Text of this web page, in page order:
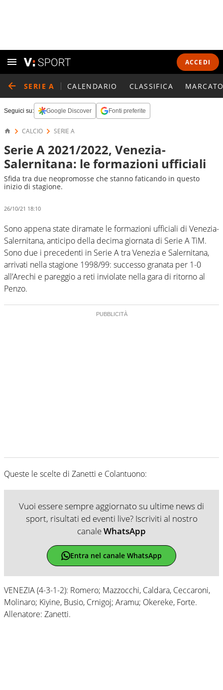
ACCEDI
SERIE A CALENDARIO CLASSIFICA
Seguici su: Google Discover Fonti preferite
CALCIO SERIE A
Serie A 2021/2022, Venezia-
Salernitana: le formazioni ufficiali
Sfida tra due neopromosse che stanno faticando in questo
inizio di stagione.
26/10/21 18:10
Sono appena state diramate le formazioni ufficiali di Venezia-
Salernitana, anticipo della decima giornata di Serie A TiM.
Sono due i precedenti in Serie A tra Venezia e Salernitana,
arrivati nella stagione 1998/99: successo granata per 1-0
all’Arechi e pareggio a reti inviolate nella gara di ritorno al
Penzo.
Queste le scelte di Zanetti e Colantuono:
Vuoi essere sempre aggiornato su ultime news di
sport, risultati ed eventi live? Iscriviti al nostro
canaleWhatsApp
Entra nel canale WhatsApp
VENEZIA (4-3-1-2): Romero; Mazzocchi, Caldara, Ceccaroni,
Molinaro; Kiyine, Busio, Crnigoj; Aramu; Okereke, Forte.
Allenatore: Zanetti.